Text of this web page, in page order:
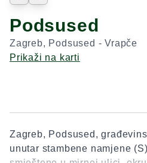
Podsused
Zagreb, Podsused - Vrapče
Prikaži na karti
Zagreb, Podsused,
unutar stambene namjene